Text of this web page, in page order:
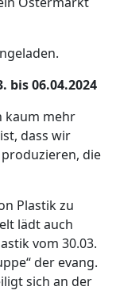
bis 06.04.2024
kaum mehr
dass wir
die
Plastik zu
lädt auch
vom 30.03.
der evang.
sich an der